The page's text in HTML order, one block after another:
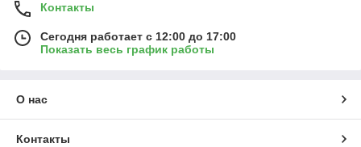
Контакты
Сегодня работает с 12:00 до 17:00
Показать весь график работы
О нас
Контакты